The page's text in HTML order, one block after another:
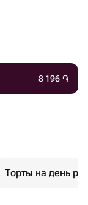
8 196 ֏
Торты на день